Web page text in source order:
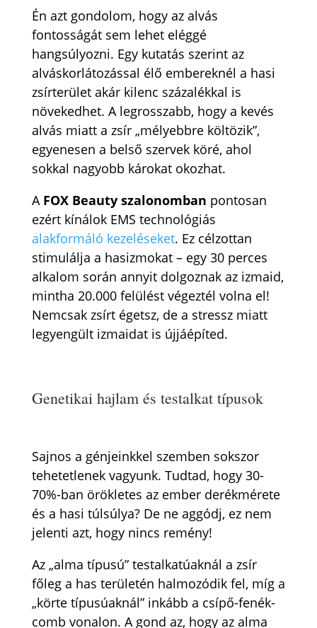
Én azt gondolom, hogy az alvás
fontosságát sem lehet eléggé
hangsúlyozni. Egy kutatás szerint az
alváskorlátozással élő embereknél a hasi
zsírterület akár kilenc százalékkal is
növekedhet. A legrosszabb, hogy a kevés
alvás miatt a zsír „mélyebbre költözik”,
egyenesen a belső szervek köré, ahol
sokkal nagyobb károkat okozhat.
A FOX Beauty szalonomban pontosan
ezért kínálok EMS technológiás
alakformáló kezeléseket. Ez célzottan
stimulálja a hasizmokat – egy 30 perces
alkalom során annyit dolgoznak az izmaid,
mintha 20.000 felülést végeztél volna el!
Nemcsak zsírt égetsz, de a stressz miatt
legyengült izmaidat is újjáépíted.
Genetikai hajlam és testalkat típusok
Sajnos a génjeinkkel szemben sokszor
tehetetlenek vagyunk. Tudtad, hogy 30-
70%-ban örökletes az ember derékmérete
és a hasi túlsúlya? De ne aggódj, ez nem
jelenti azt, hogy nincs remény!
Az „alma típusú” testalkatúaknál a zsír
főleg a has területén halmozódik fel, míg a
„körte típusúaknál” inkább a csípő-fenék-
comb vonalon. A gond az, hogy az alma